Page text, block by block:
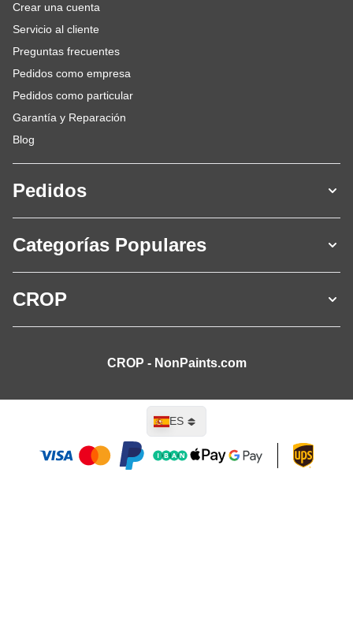
Crear una cuenta
Servicio al cliente
Preguntas frecuentes
Pedidos como empresa
Pedidos como particular
Garantía y Reparación
Blog
Pedidos
Categorías Populares
CROP
CROP - NonPaints.com
Lenguaje
ES